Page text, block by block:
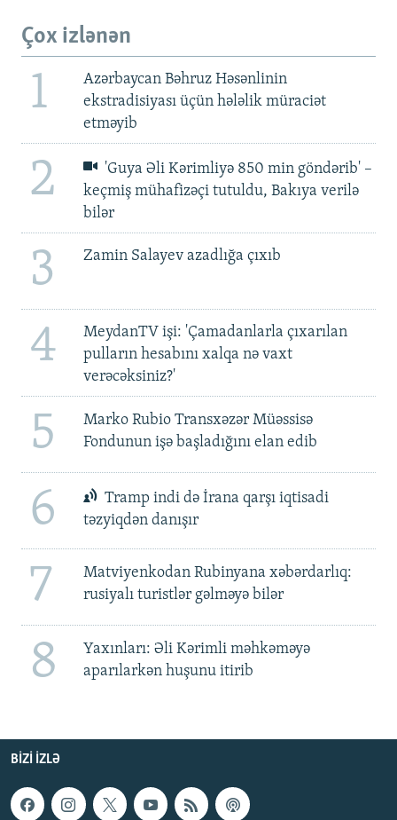
Çox izlənən
1
Azərbaycan Bəhruz Həsənlinin
ekstradisiyası üçün hələlik müraciət
etməyib
2
'Guya Əli Kərimliyə 850 min göndərib' –
keçmiş mühafizəçi tutuldu, Bakıya verilə
bilər
3 Zamin Salayev azadlığa çıxıb
4
MeydanTV işi: 'Çamadanlarla çıxarılan
pulların hesabını xalqa nə vaxt
verəcəksiniz?'
5
Marko Rubio Transxəzər Müəssisə
Fondunun işə başladığını elan edib
6
Tramp indi də İrana qarşı iqtisadi
təzyiqdən danışır
7
Matviyenkodan Rubinyana xəbərdarlıq:
rusiyalı turistlər gəlməyə bilər
8
Yaxınları: Əli Kərimli məhkəməyə
aparılarkən huşunu itirib
BIZI IZLƏ